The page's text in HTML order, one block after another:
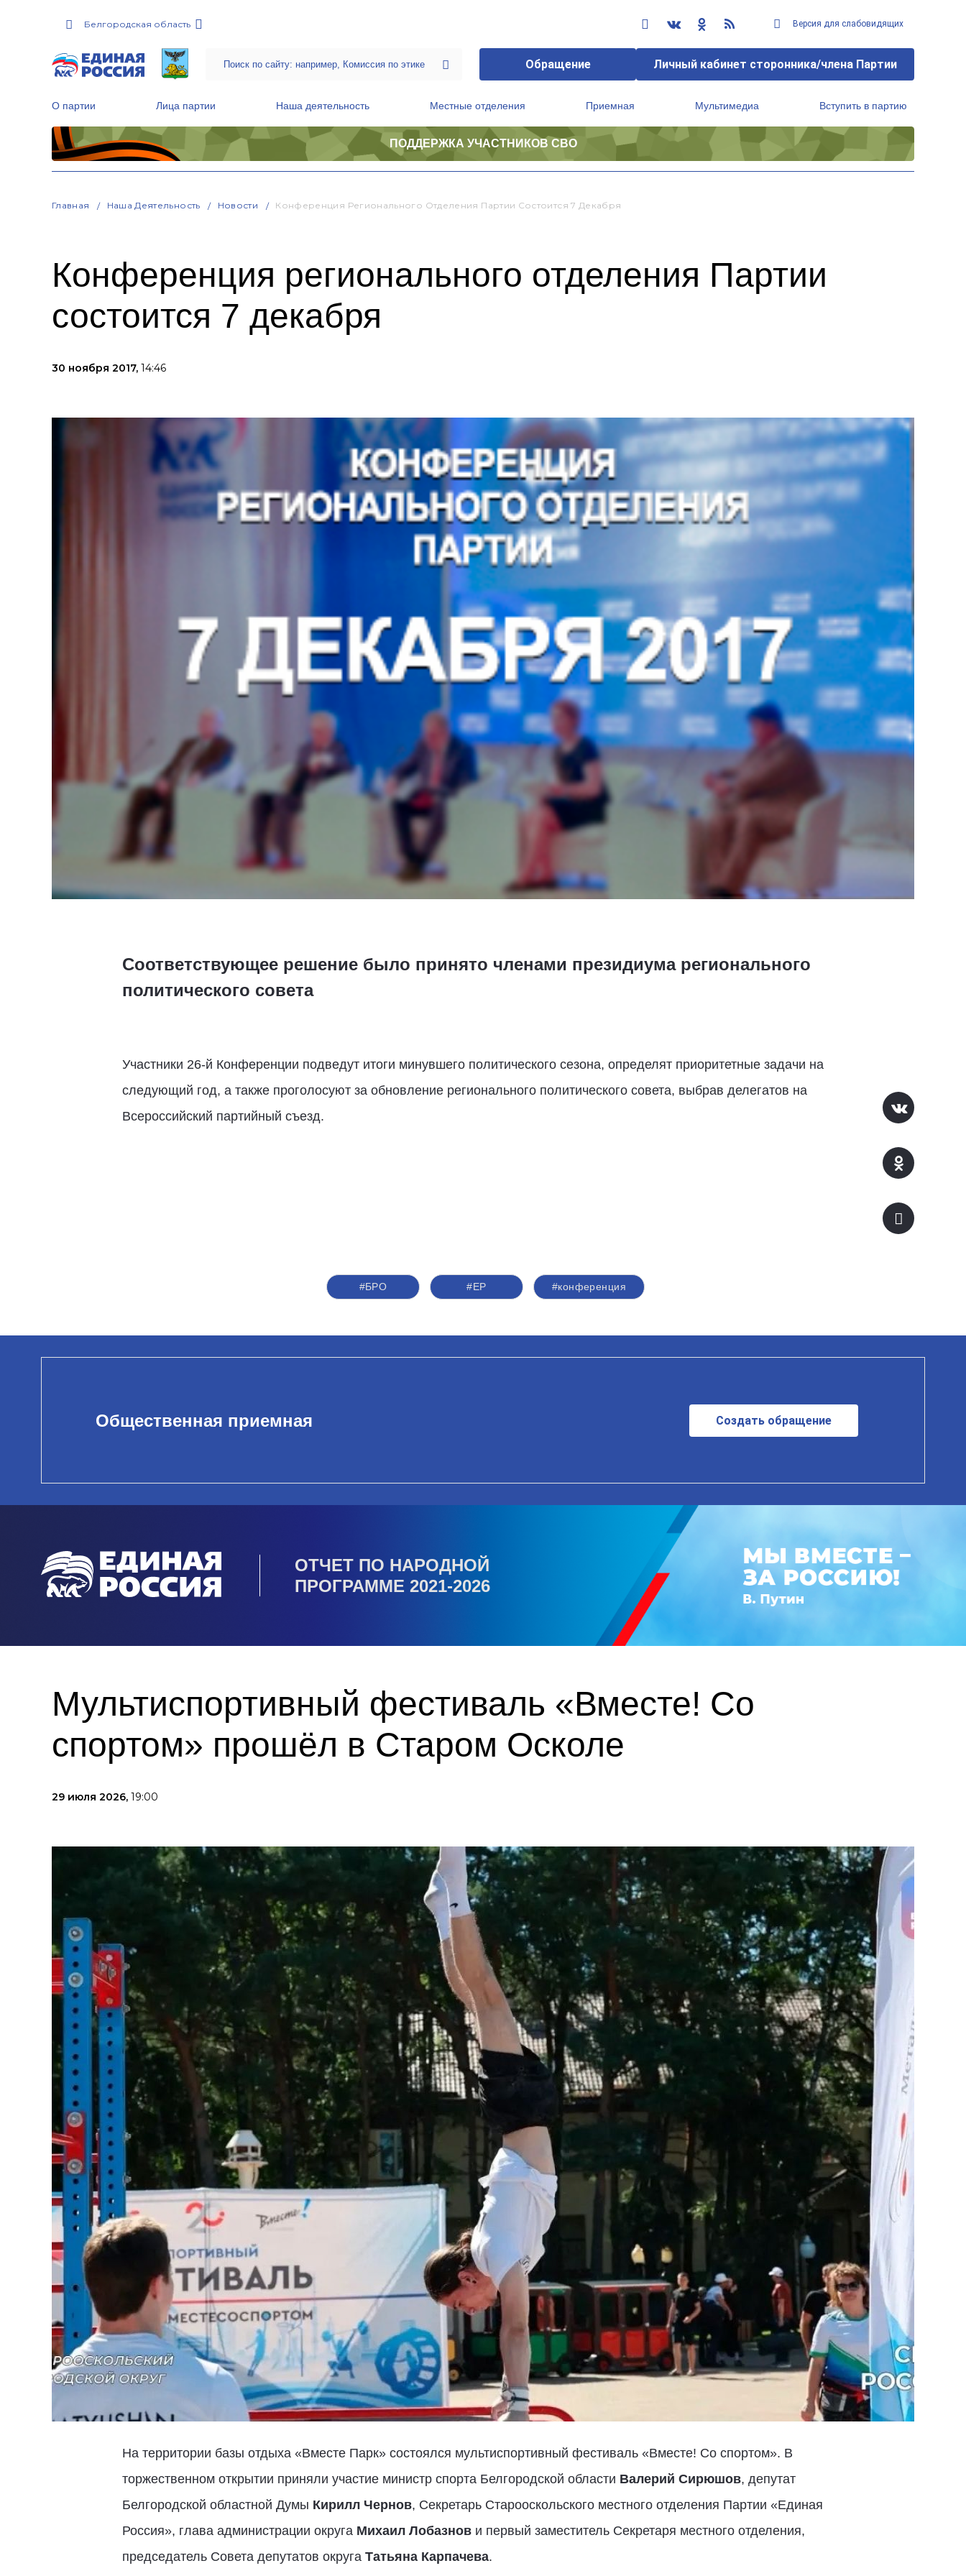
Белгородская область Версия для слабовидящих
Обращение Личный кабинет сторонника/члена Партии
О партии Лица партии Наша деятельность Местные отделения Приемная Мультимедиа Вступить в партию
ПОДДЕРЖКА УЧАСТНИКОВ СВО
Главная Наша Деятельность Новости Конференция Регионального Отделения Партии Состоится 7 Декабря
Конференция регионального отделения Партии
состоится 7 декабря
30 ноября 2017, 14:46
Соответствующее решение было принято членами президиума регионального
политического совета
Участники 26-й Конференции подведут итоги минувшего политического сезона, определят приоритетные задачи на
следующий год, а также проголосуют за обновление регионального политического совета, выбрав делегатов на
Всероссийский партийный съезд.
#БРО #ЕР #конференция
Общественная приемная Создать обращение
ОТЧЕТ ПО НАРОДНОЙ
ПРОГРАММЕ 2021-2026
Мультиспортивный фестиваль «Вместе! Со
спортом» прошёл в Старом Осколе
29 июля 2026, 19:00
На территории базы отдыха «Вместе Парк» состоялся мультиспортивный фестиваль «Вместе! Со спортом». В
торжественном открытии приняли участие министр спорта Белгородской области Валерий Сирюшов, депутат
Белгородской областной Думы Кирилл Чернов, Секретарь Старооскольского местного отделения Партии «Единая
Россия», глава администрации округа Михаил Лобазнов и первый заместитель Секретаря местного отделения,
председатель Совета депутатов округа Татьяна Карпачева.